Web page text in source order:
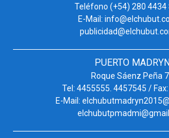
Teléfono (+54) 280 4434
E-Mail:
PUERTO
Roque Sáenz Peña
Tel: 4455555. 4457545 /
E-Mail: